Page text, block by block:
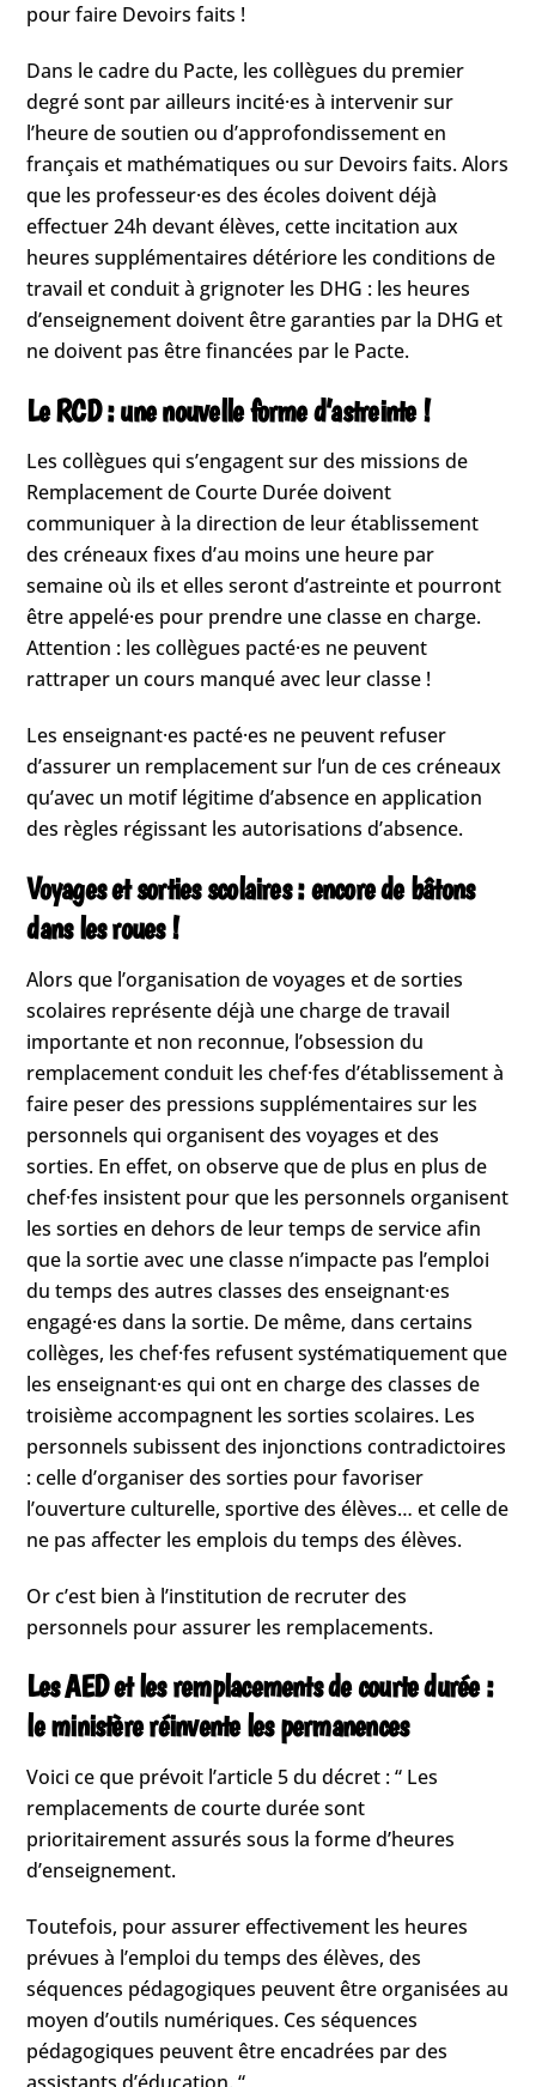
pour faire Devoirs faits !
Dans le cadre du Pacte, les collègues du premier
degré sont par ailleurs incité·es à intervenir sur
l’heure de soutien ou d’approfondissement en
français et mathématiques ou sur Devoirs faits. Alors
que les professeur·es des écoles doivent déjà
effectuer 24h devant élèves, cette incitation aux
heures supplémentaires détériore les conditions de
travail et conduit à grignoter les DHG : les heures
d’enseignement doivent être garanties par la DHG et
ne doivent pas être financées par le Pacte.
Le RCD : une nouvelle forme d’astreinte !
Les collègues qui s’engagent sur des missions de
Remplacement de Courte Durée doivent
communiquer à la direction de leur établissement
des créneaux fixes d’au moins une heure par
semaine où ils et elles seront d’astreinte et pourront
être appelé·es pour prendre une classe en charge.
Attention : les collègues pacté·es ne peuvent
rattraper un cours manqué avec leur classe !
Les enseignant·es pacté·es ne peuvent refuser
d’assurer un remplacement sur l’un de ces créneaux
qu’avec un motif légitime d’absence en application
des règles régissant les autorisations d’absence.
Voyages et sorties scolaires : encore de bâtons
dans les roues !
Alors que l’organisation de voyages et de sorties
scolaires représente déjà une charge de travail
importante et non reconnue, l’obsession du
remplacement conduit les chef·fes d’établissement à
faire peser des pressions supplémentaires sur les
personnels qui organisent des voyages et des
sorties. En effet, on observe que de plus en plus de
chef·fes insistent pour que les personnels organisent
les sorties en dehors de leur temps de service afin
que la sortie avec une classe n’impacte pas l’emploi
du temps des autres classes des enseignant·es
engagé·es dans la sortie. De même, dans certains
collèges, les chef·fes refusent systématiquement que
les enseignant·es qui ont en charge des classes de
troisième accompagnent les sorties scolaires. Les
personnels subissent des injonctions contradictoires
: celle d’organiser des sorties pour favoriser
l’ouverture culturelle, sportive des élèves… et celle de
ne pas affecter les emplois du temps des élèves.
Or c’est bien à l’institution de recruter des
personnels pour assurer les remplacements.
Les AED et les remplacements de courte durée :
le ministère réinvente les permanences
Voici ce que prévoit l’article 5 du décret : “ Les
remplacements de courte durée sont
prioritairement assurés sous la forme d’heures
d’enseignement.
Toutefois, pour assurer effectivement les heures
prévues à l’emploi du temps des élèves, des
séquences pédagogiques peuvent être organisées au
moyen d’outils numériques. Ces séquences
pédagogiques peuvent être encadrées par des